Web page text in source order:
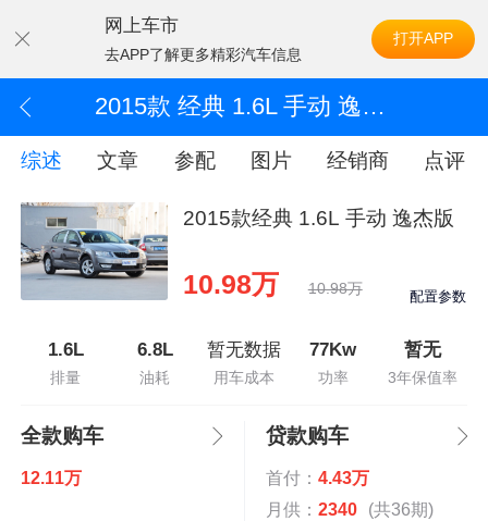
网上车市
去APP了解更多精彩汽车信息
打开APP
2015款 经典 1.6L 手动 逸杰版
综述 文章 参配 图片 经销商 点评
2015款经典 1.6L 手动 逸杰版
10.98万 10.98万 配置参数
1.6L
排量
6.8L
油耗
暂无数据
用车成本
77Kw
功率
暂无
3年保值率
全款购车
12.11万
贷款购车
首付： 4.43万
月供： 2340 (共36期)